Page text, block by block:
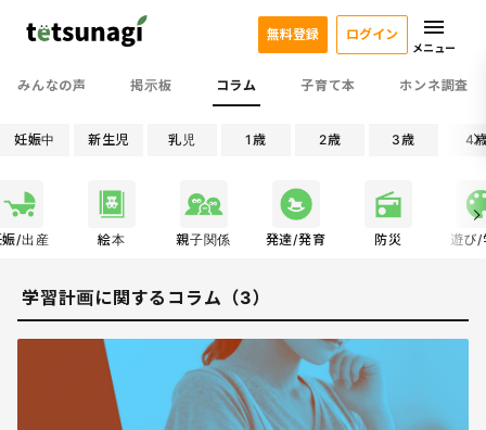
みんなの声 掲示板 コラム 子育て本 ホンネ調査
無料登録 ログイン
メニュー
妊娠中 新生児 乳児 1歳 2歳 3歳 4
娠/出産 絵本 親子関係 発達/発育 防災 遊び/
学習計画に関するコラム（3）